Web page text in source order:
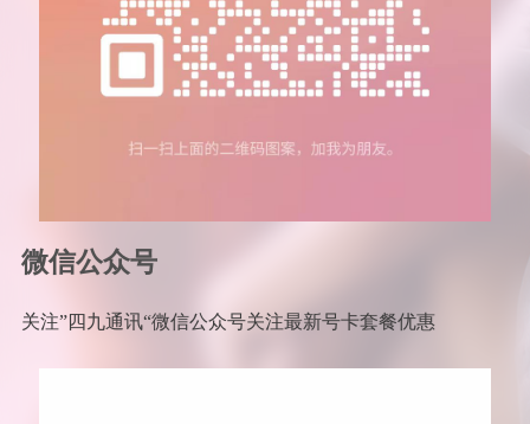
微信公众号
关注”四九通讯“微信公众号关注最新号卡套餐优惠